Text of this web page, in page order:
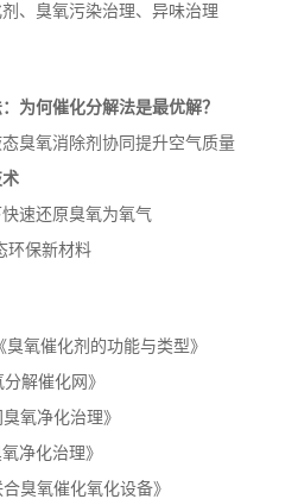
、臭氧污染治理、异味治理
为何催化分解法是最优解？
臭氧消除剂协同提升空气质量
速还原臭氧为氧气
环保新材料
臭氧催化剂的功能与类型》
解催化网》
氧净化治理》
净化治理》
臭氧催化氧化设备》